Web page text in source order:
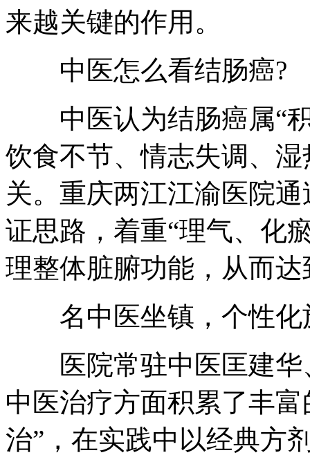
来越关键的作用。
中医怎么看结肠癌?
中医认为结肠癌属“积
饮食不节、情志失调、
关。重庆两江江渝医院
证思路，着重“理气、化
理整体脏腑功能，从而
名中医坐镇，个性化
医院常驻中医匡建华
中医治疗方面积累了丰
治”，在实践中以经典方